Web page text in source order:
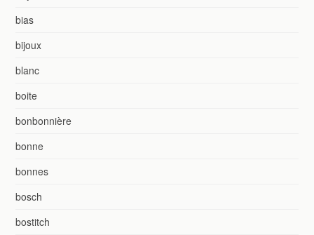
bias
bijoux
blanc
boite
bonbonnière
bonne
bonnes
bosch
bostitch